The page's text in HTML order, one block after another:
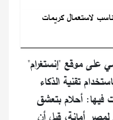
لاستعمال كريمات
على موقع "إنستغرام"
تقنية الذكاء
فيها: أحلام بتعشق